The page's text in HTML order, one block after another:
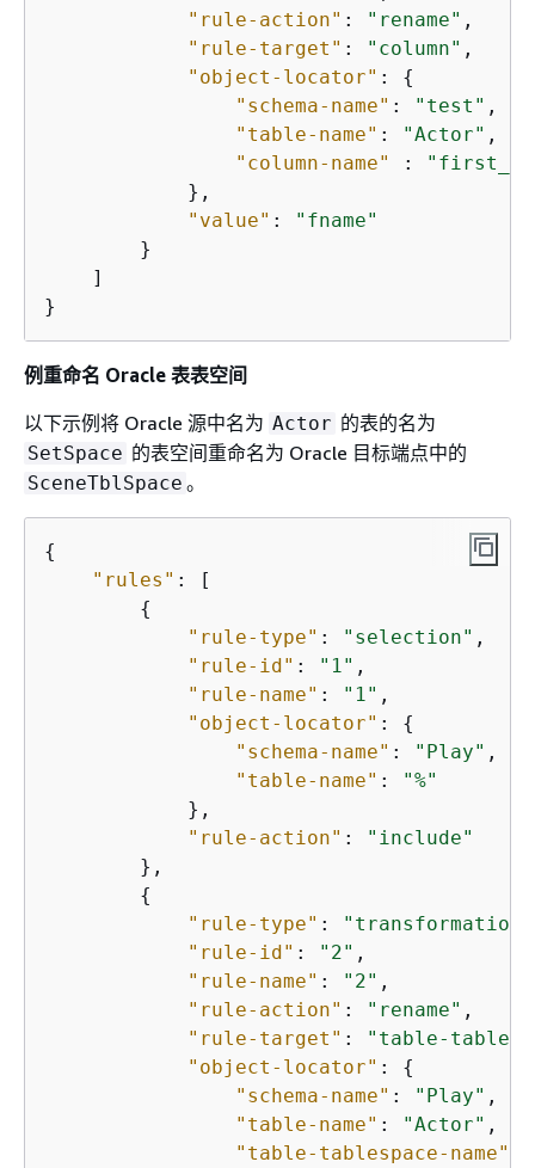
"rule-action" : "rename" ,
"rule-target" : "column" ,
"object-locator" : {
"schema-name" : "test" ,
"table-name" : "Actor" ,
"column-name"
:
            },
"value" :
"fname"
        }
    ]
}
例重命名 Oracle 表表空间
以下示例将 Oracle 源中名为 Actor 的表的名为
SetSpace 的表空间重命名为 Oracle 目标端点中的
SceneTblSpace 。
{
"rules" : [
{
"rule-type" : "selection" ,
"rule-id" : "1" ,
"rule-name" : "1" ,
"object-locator" : {
"schema-name" : "Play" ,
"table-name" :
"%"
            },
"rule-action" :
"include"
        },
{
"rule-type" : "transformation"
"rule-id" : "2" ,
"rule-name" : "2" ,
"rule-action" : "rename" ,
"rule-target" :
"table-
"object-locator" : {
"schema-name" : "Play" ,
"table-name" : "Actor" ,
"table-tablespace-name"